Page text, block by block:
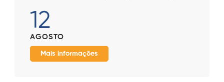
12
AGOSTO
Mais informações